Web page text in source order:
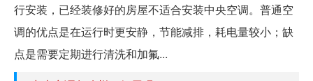
行安装，已经装修好的房屋不适合安装中央空调。普通空
调的优点是在运行时更安静，节能减排，耗电量较小；缺
点是需要定期进行清洗和加氟...